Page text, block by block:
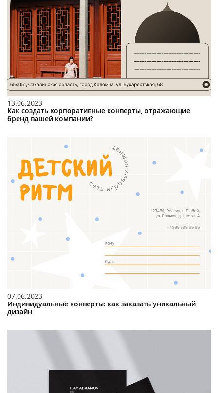
13.06.2023
Как создать корпоративные конверты, отражающие
бренд вашей компании?
07.06.2023
Индивидуальные конверты: как заказать уникальный
дизайн